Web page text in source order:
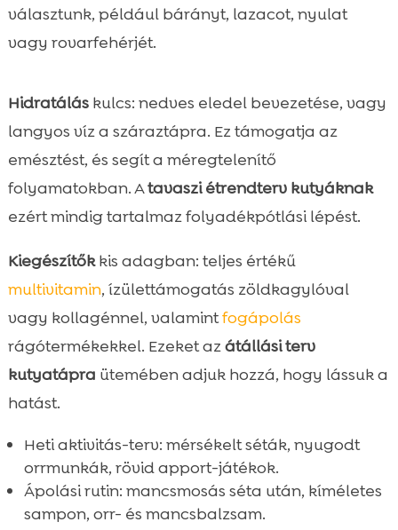
választunk, például bárányt, lazacot, nyulat
vagy rovarfehérjét.
Hidratáláskulcs: nedves eledel bevezetése, vagy
langyos víz a száraztápra. Ez támogatja az
emésztést, és segít a méregtelenítő
folyamatokban. Atavaszi étrendterv kutyáknak
ezért mindig tartalmaz folyadékpótlási lépést.
Kiegészítőkkis adagban: teljes értékű
multivitamin, ízülettámogatás zöldkagylóval
vagy kollagénnel, valamintfogápolás
rágótermékekkel. Ezeket azátállási terv
kutyatápra ütemében adjuk hozzá, hogy lássuk a
hatást.
Heti aktivitás-terv: mérsékelt séták, nyugodt
orrmunkák, rövid apport-játékok.
Ápolási rutin: mancsmosás séta után, kíméletes
sampon, orr- és mancsbalzsam.